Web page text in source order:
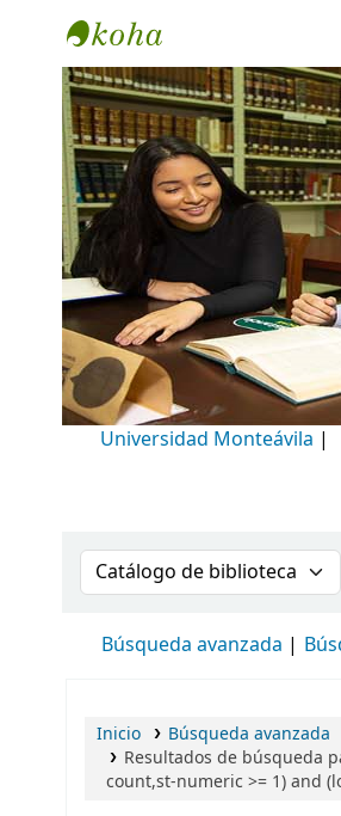
Biblioteca Universidad
Universidad Monteávila |
Buscar en el catálogo
Búsqueda avanzada
Inicio
Búsqueda avanzada
Resultados de búsqueda
count,st-numeric >= 1) and